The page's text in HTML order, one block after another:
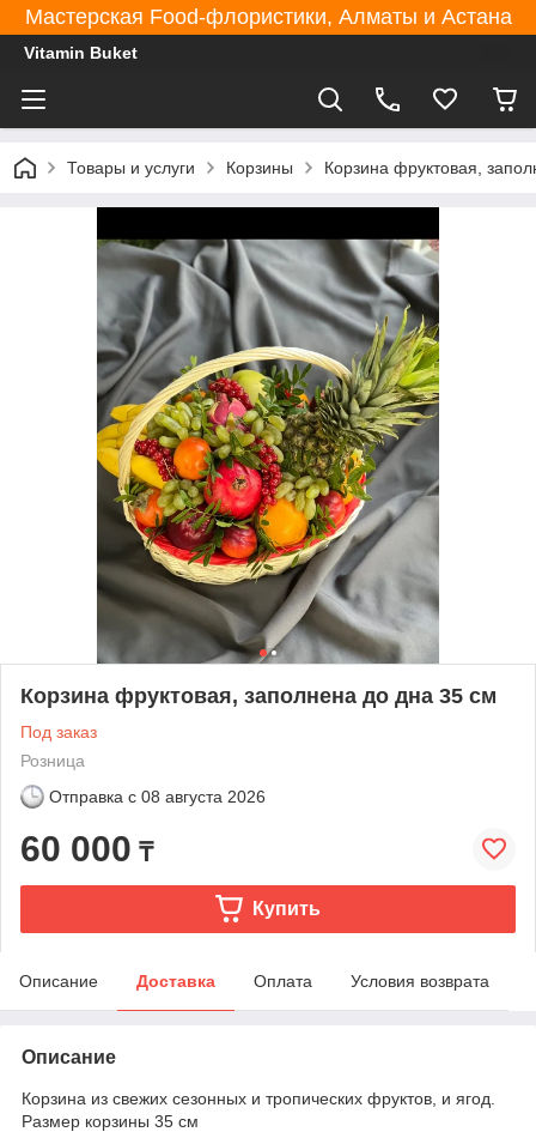
Мастерская Food-флористики, Алматы и Астана
Vitamin Buket
Товары и услуги Корзины Корзина фруктовая,
Корзина фруктовая, заполнена до дна 35 см
Под заказ
Розница
Отправка с 08 августа 2026
60 000 ₸
Купить
Описание Доставка Оплата Условия возврата
Описание
Корзина из свежих сезонных и тропических фруктов, и ягод.
Размер корзины 35 см